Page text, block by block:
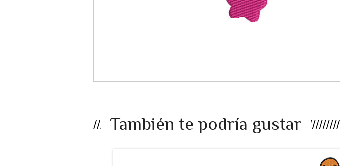
También te podría gustar